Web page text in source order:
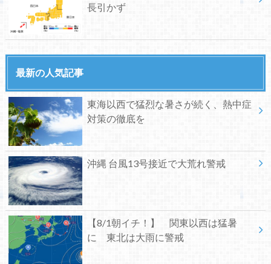
長引かず
最新の人気記事
東海以西で猛烈な暑さが続く、熱中症
対策の徹底を
沖縄 台風13号接近で大荒れ警戒
【8/1朝イチ！】 関東以西は猛暑
に 東北は大雨に警戒